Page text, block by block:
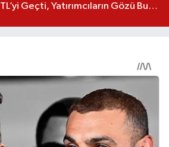
TL’yi Geçti, Yatırımcıların Gözü Bu